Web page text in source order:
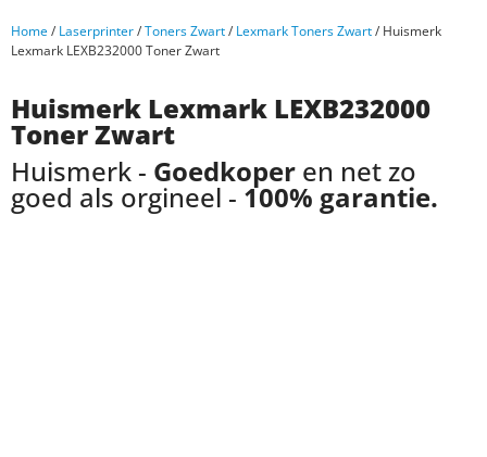
Home/ Laserprinter/Toners Zwart/ Lexmark Toners Zwart/ Huismerk
Lexmark LEXB232000 Toner Zwart
Huismerk Lexmark LEXB232000
Toner Zwart
Huismerk - Goedkoper en net zo
goed als orgineel - 100% garantie.